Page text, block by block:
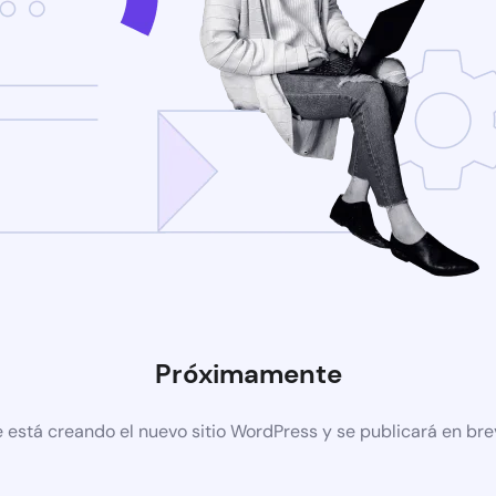
Próximamente
está creando el nuevo sitio WordPress y se publicará en